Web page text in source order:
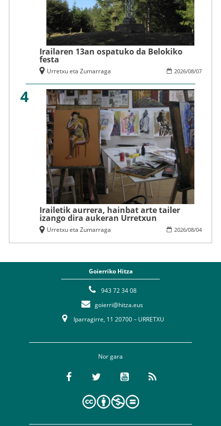
Irailaren 13an ospatuko da Belokiko
festa
2026/08/07
Urretxu eta Zumarraga
4
Irailetik aurrera, hainbat arte tailer
izango dira aukeran Urretxun
2026/08/04
Urretxu eta Zumarraga
Goierriko Hitza
943 72 34 08
goierri@hitza.eus
Iparragirre, 11 20700 – URRETXU
Nor gara